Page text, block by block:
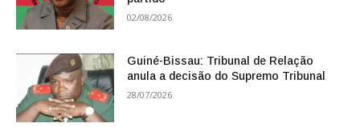
02/08/2026
Guiné-Bissau: Tribunal de Relação
anula a decisão do Supremo Tribunal
28/07/2026